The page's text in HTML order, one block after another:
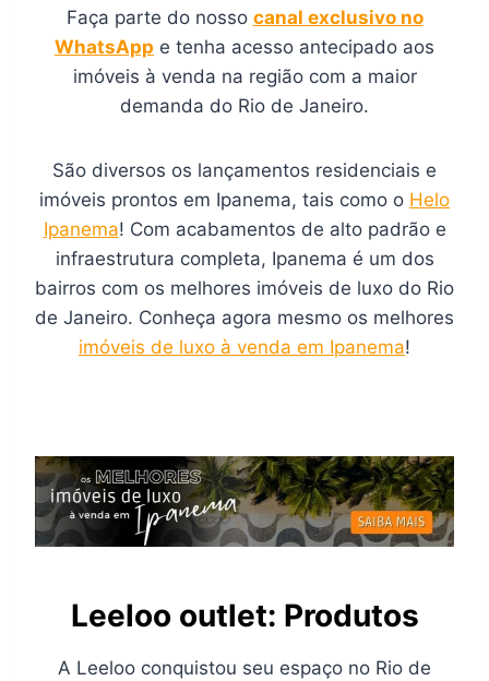
Faça parte do nosso canal exclusivo no
WhatsApp e tenha acesso antecipado aos
imóveis à venda na região com a maior
demanda do Rio de Janeiro.
São diversos os lançamentos residenciais e
imóveis prontos em Ipanema, tais como o Helo
Ipanema! Com acabamentos de alto padrão e
infraestrutura completa, Ipanema é um dos
bairros com os melhores imóveis de luxo do Rio
de Janeiro. Conheça agora mesmo os melhores
imóveis de luxo à venda em Ipanema!
Leeloo outlet: Produtos
A Leeloo conquistou seu espaço no Rio de